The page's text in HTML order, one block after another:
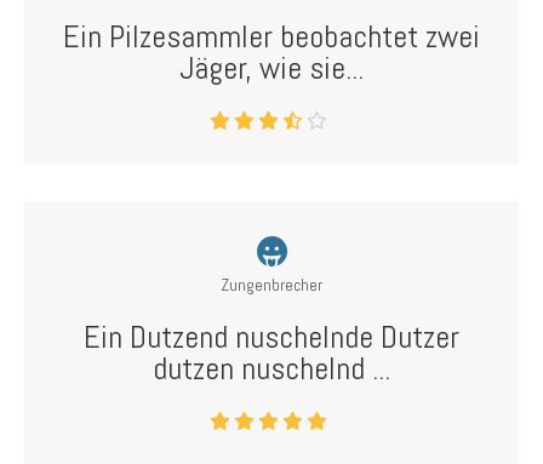
Ein Pilzesammler beobachtet zwei
Jäger, wie sie...
Zungenbrecher
Ein Dutzend nuschelnde Dutzer
dutzen nuschelnd ...